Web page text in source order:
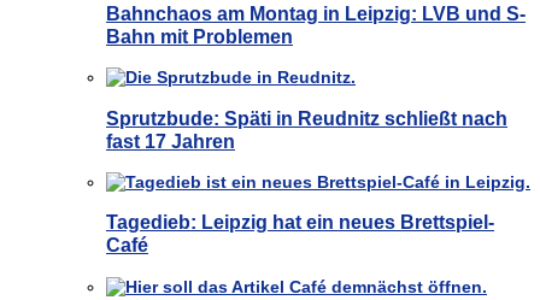
Bahnchaos am Montag in Leipzig: LVB und S-
Bahn mit Problemen
Sprutzbude: Späti in Reudnitz schließt nach
fast 17 Jahren
Tagedieb: Leipzig hat ein neues Brettspiel-
Café